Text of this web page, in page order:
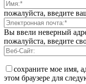
пожалуйста, введите
Вы ввели неверный
пожалуйста, введите
сохраните мое имя,
этом браузере для